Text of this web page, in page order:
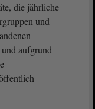
die jährliche
und
aufgrund